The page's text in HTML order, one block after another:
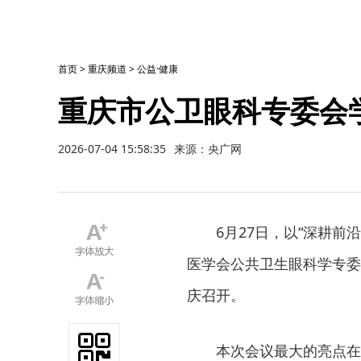
首页>重庆频道 >公益·健康
重庆市公卫眼科专委会
2026-07-04 15:58:35 来源：央广网
6月27日，以“深耕前
医学会公共卫生眼科学专
庆召开。
本次会议最大的亮点